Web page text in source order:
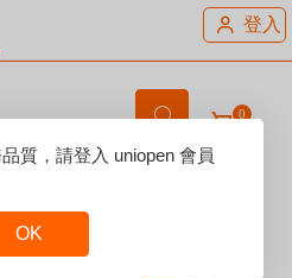
登入
0
質，請登入 uniopen 會員
OK